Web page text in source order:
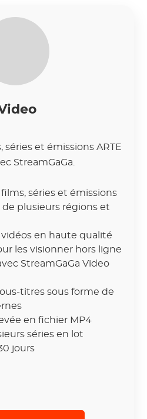
séries et émissions ARTE
StreamGaGa.
séries et émissions
de plusieurs régions et
vidéos en haute qualité
les visionner hors ligne
StreamGaGa Video
titres sous forme de
en fichier MP4
séries en lot
jours